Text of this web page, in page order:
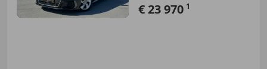
€ 23 970 1